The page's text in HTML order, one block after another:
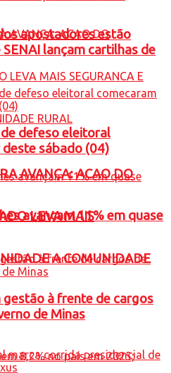
AVANÇA: ACAO DO
LEVA MAIS
A COMUNIDADE
apostadores estão
SENAI lançam cartilhas de
defeso eleitoral
sábado (04)
avançam 11% em quase
à frente de cargos
de Minas